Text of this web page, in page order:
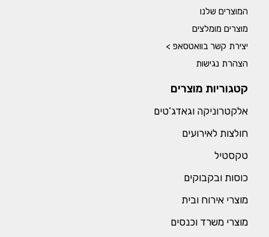
המוצרים שלנו
מוצרים מומלצים
יצירת קשר בוואטסאפ >
הצהרת נגישות
קטגוריות מוצרים
אלקטרוניקה וגאדג’טים
חולצות לאירועים
טקסטיל
כוסות ובקבוקים
מוצרי אירוח ובית
מוצרי משרד וכנסים